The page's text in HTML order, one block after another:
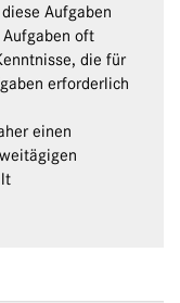
Aufgaben
oft
die für
erforderlich
einen